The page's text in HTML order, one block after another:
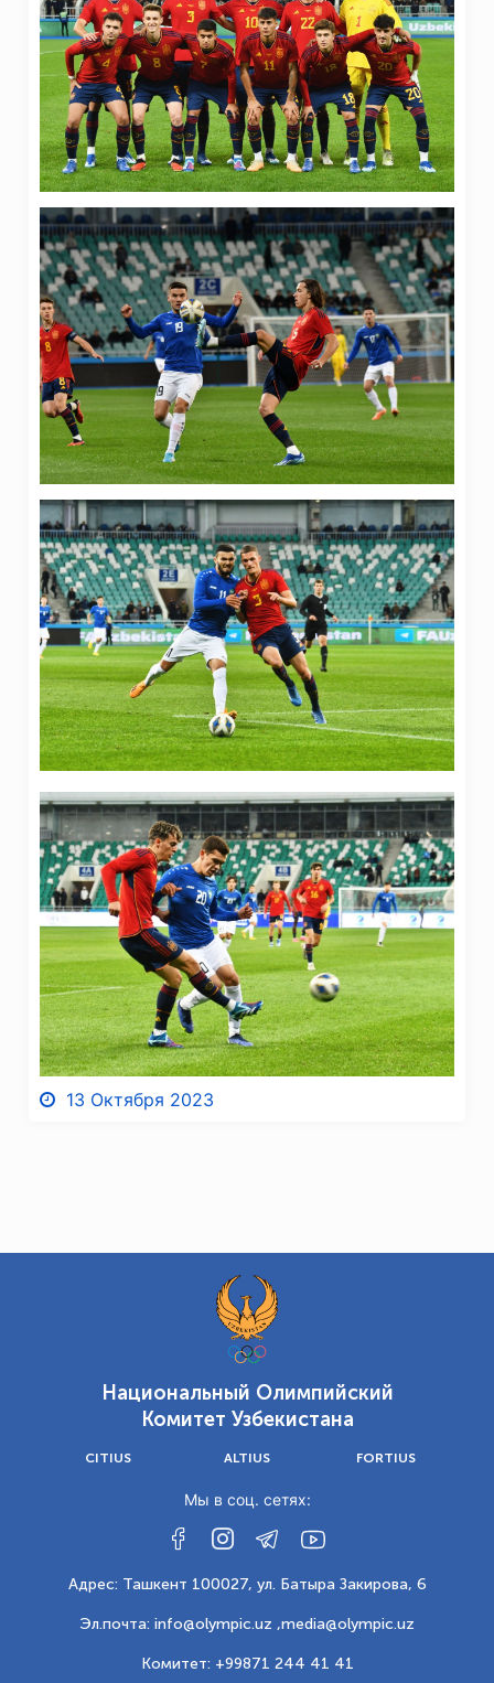
13 Октября 2023
Национальный Олимпийский
Комитет Узбекистана
CITIUS ALTIUS FORTIUS
Мы в соц. сетях:
Адрес: Ташкент 100027, ул. Батыра Закирова, 6
Эл.почта: info@olympic.uz ,media@olympic.uz
Комитет: +99871 244 41 41